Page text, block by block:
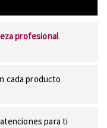
profesional
cada producto
para ti